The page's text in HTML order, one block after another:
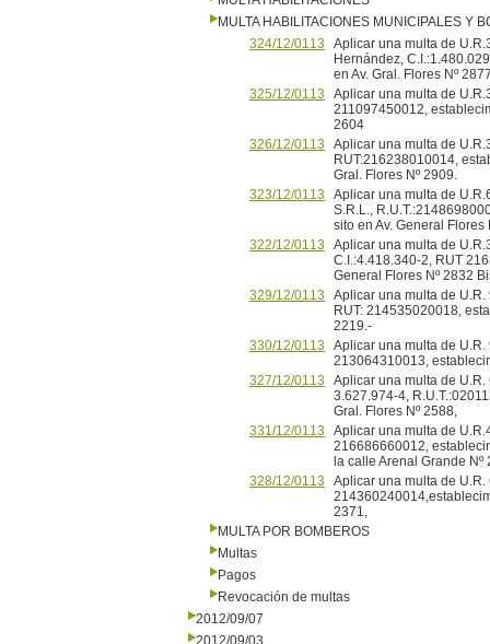
MULTA HABILITACIONES MUNICIPALES Y
324/12/0113
Aplicar una multa de
Hernández,
en Av. Gral. Flores Nº
325/12/0113
Aplicar una multa de
211097450012,
2604
326/12/0113
Aplicar una multa de
RUT:216238010014,
Gral. Flores Nº 2909.
323/12/0113
Aplicar una multa de
S.R.L.,
sito en Av. General Flores
322/12/0113
Aplicar una multa de
C.I.:4.418.340-2, RUT
General Flores Nº 2832
329/12/0113
Aplicar una multa de U.R.
RUT: 214535020018,
2219.-
330/12/0113
Aplicar una multa de U.R.
213064310013,
327/12/0113
Aplicar una multa de
3.627.974-4,
Gral. Flores Nº 2588,
331/12/0113
Aplicar una multa de
216686660012,
la calle Arenal Grande
328/12/0113
Aplicar una multa de U.R.
2371,
MULTA POR BOMBEROS
Multas
Pagos
Revocación de multas
2012/09/07
2012/09/03